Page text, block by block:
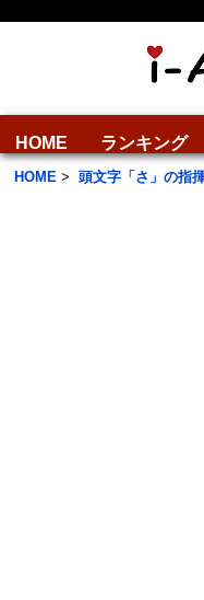
HOME ランキング
HOME > 頭文字「さ」の指